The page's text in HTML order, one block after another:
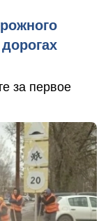
за первое